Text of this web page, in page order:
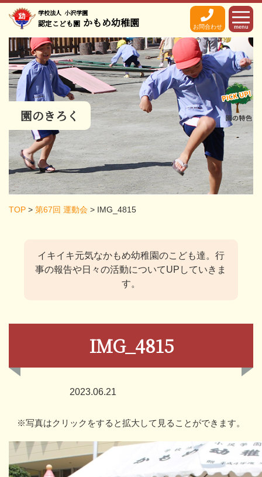
学校法人 小沢学園
認定こども園 かもめ幼稚園 お問合わせ menu
園のきろく
TOP > 第67回 運動会 > IMG_4815
イキイキ元気なかもめ幼稚園のこども達。 行
事の報告や日々の活動についてUPしていきま
す。
IMG_4815
2023.06.21
※写真はクリックをすると拡大して見ることができます。